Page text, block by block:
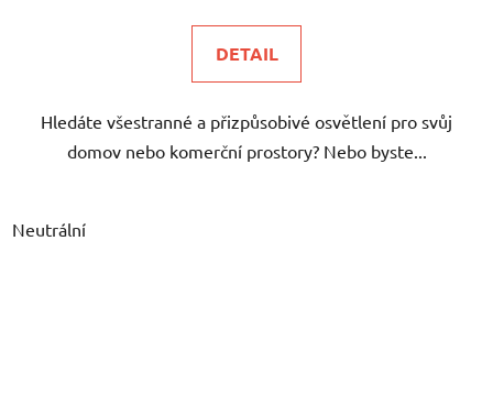
DETAIL
Hledáte všestranné a přizpůsobivé osvětlení pro svůj
domov nebo komerční prostory? Nebo byste...
Neutrální